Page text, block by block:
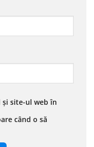
și site-ul web în
când o să